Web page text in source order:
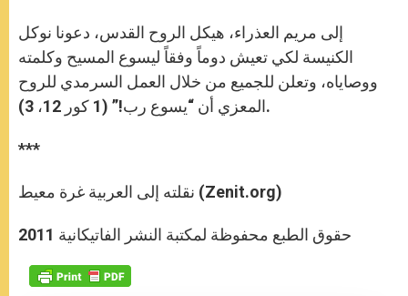
إلى مريم العذراء، هيكل الروح القدس، دعونا نوكل
الكنيسة لكي تعيش دوماً وفقاً ليسوع المسيح وكلمته
ووصاياه، وتعلن للجميع من خلال العمل السرمدي للروح
المعزي أن “يسوع رب!” (1 كور 12، 3).
***
نقلته إلى العربية غرة معيط (Zenit.org)